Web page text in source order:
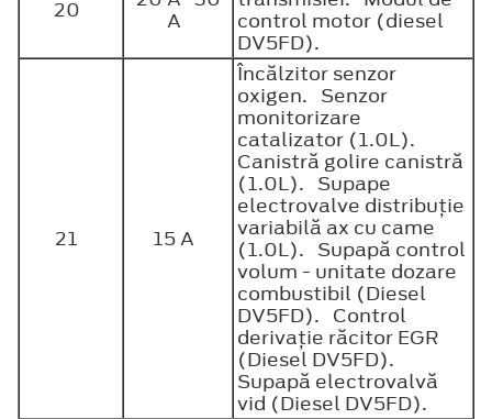
20
A
control motor (diesel
DV5FD).
21 15 A
Încălzitor senzor
oxigen. Senzor
monitorizare
catalizator (1.0L).
Canistră golire canistră
(1.0L). Supape
electrovalve distribuţie
variabilă ax cu came
(1.0L). Supapă control
volum - unitate dozare
combustibil (Diesel
DV5FD). Control
derivaţie răcitor EGR
(Diesel DV5FD).
Supapă electrovalvă
vid (Diesel DV5FD).